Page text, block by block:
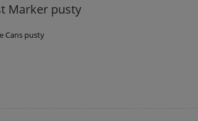
Marker pusty
Cans pusty